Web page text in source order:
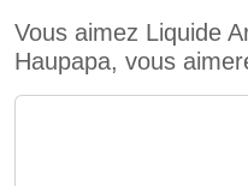
Vous aimez Liquide
Haupapa, vous